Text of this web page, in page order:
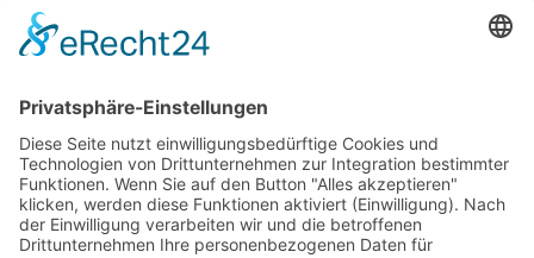
Widerrufsrecht Dienstleistungen
AGB
Unsere Website
Unser Angebot
Service
Standorte
Karriere